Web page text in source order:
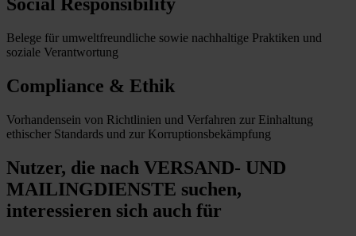
Social Responsibility
Belege für umweltfreundliche sowie nachhaltige Praktiken und
soziale Verantwortung
Compliance & Ethik
Vorhandensein von Richtlinien und Verfahren zur Einhaltung
ethischer Standards und zur Korruptionsbekämpfung
Nutzer, die nach VERSAND- UND
MAILINGDIENSTE suchen,
interessieren sich auch für